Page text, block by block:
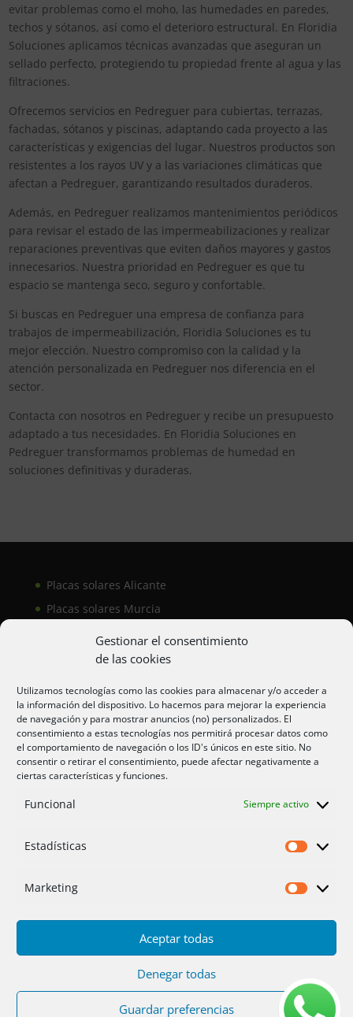
Gestionar el consentimiento
de las cookies
Utilizamos tecnologías como las cookies para almacenar y/o acceder a
la información del dispositivo. Lo hacemos para mejorar la experiencia
de navegación y para mostrar anuncios (no) personalizados. El
consentimiento a estas tecnologías nos permitirá procesar datos como
el comportamiento de navegación o los ID's únicos en este sitio. No
consentir o retirar el consentimiento, puede afectar negativamente a
ciertas características y funciones.
Funcional Siempre activo
Estadísticas
Marketing
Aceptar todas
Denegar todas
Guardar preferencias
evitar problemas como el moho, las humedades en paredes,
techos y sótanos, así como el deterioro estructural. En Floridia
Soluciones aplicamos técnicas avanzadas que aseguran un
sellado perfecto, protegiendo tu propiedad frente al agua y las
filtraciones.
Ofrecemos servicios en Pedreguer para cubiertas, terrazas,
fachadas, sótanos y piscinas, adaptando cada proyecto a las
características y exigencias del lugar. Nuestros productos son
resistentes a los rayos UV y a las variaciones climáticas que
afectan a Pedreguer, garantizando resultados duraderos.
Además, en Pedreguer realizamos mantenimientos periódicos
para revisar el estado de las impermeabilizaciones y realizar
reparaciones preventivas que eviten daños mayores y gastos
innecesarios. Nuestra prioridad en Pedreguer es que tu
espacio se mantenga seco, seguro y confortable.
Si buscas en Pedreguer una empresa de confianza para
trabajos de impermeabilización, Floridia Soluciones es tu
mejor elección. Nuestro compromiso con la calidad y la
atención personalizada en Pedreguer nos diferencia en el
sector.
Contacta con nosotros en Pedreguer y recibe un presupuesto
adaptado a tus necesidades. En Floridia Soluciones en
Pedreguer transformamos problemas de humedad en
soluciones definitivas y duraderas.
Placas solares Alicante
Placas solares Murcia
Aire acondicionado Alicante
Aire acondicionador Murcia
Aire acondicionado San Juan
Privacidad
Servicios Fotos
Placas solares
Ofertas 2025/26 Contacto